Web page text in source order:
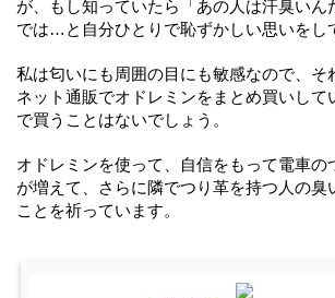
が、もし知っていたら「あの人は汗臭いん
では…と自分ひとりで恥ずかしい思いをし
私は匂いにも周囲の目にも敏感なので、そ
ネット通販でオドレミンをまとめ買いして
で買うことはないでしょう。
オドレミンを使って、自信をもって電車の
が増えて、さらに隣でつり革を持つ人の臭
ことを祈っています。